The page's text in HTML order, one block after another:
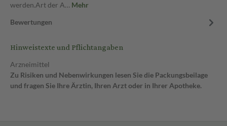
werden.Art der A… Mehr
Bewertungen
Hinweistexte und Pflichtangaben
Arzneimittel
Zu Risiken und Nebenwirkungen lesen Sie die Packungsbeilage
und fragen Sie Ihre Ärztin, Ihren Arzt oder in Ihrer Apotheke.